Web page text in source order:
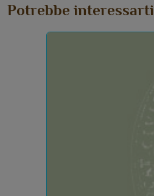
Potrebbe interessarti